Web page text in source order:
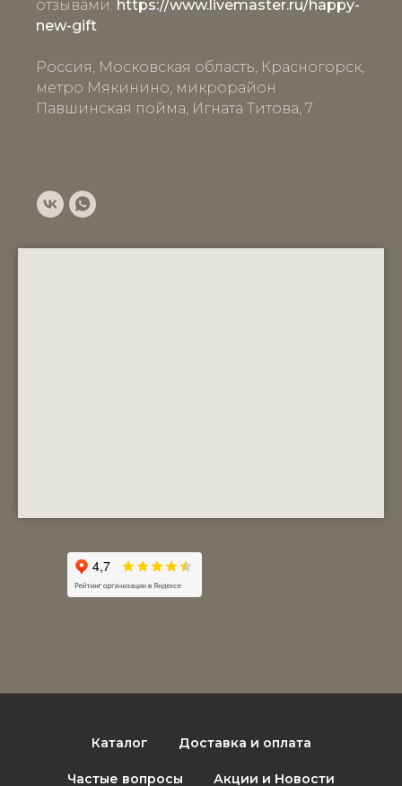
отзывами: https://www.livemaster.ru/happy-
new-gift
Россия, Московская область, Красногорск,
метро Мякинино, микрорайон
Павшинская пойма, Игната Титова, 7
Каталог Доставка и оплата
Частые вопросы Акции и Новости